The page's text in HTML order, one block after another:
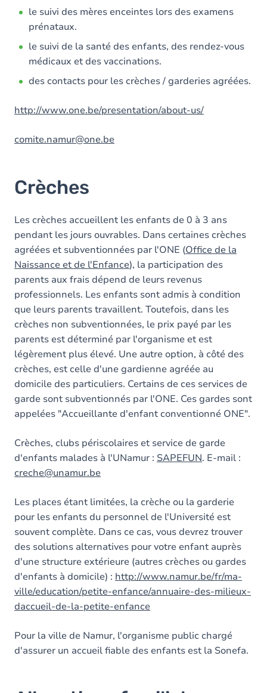
le suivi des mères enceintes lors des examens
prénataux.
le suivi de la santé des enfants, des rendez-vous
médicaux et des vaccinations.
des contacts pour les crèches / garderies agréées.
http://www.one.be/presentation/about-us/
comite.namur@one.be
Crèches
Les crèches accueillent les enfants de 0 à 3 ans
pendant les jours ouvrables. Dans certaines crèches
agréées et subventionnées par l'ONE (Office de la
Naissance et de l'Enfance), la participation des
parents aux frais dépend de leurs revenus
professionnels. Les enfants sont admis à condition
que leurs parents travaillent. Toutefois, dans les
crèches non subventionnées, le prix payé par les
parents est déterminé par l'organisme et est
légèrement plus élevé. Une autre option, à côté des
crèches, est celle d'une gardienne agréée au
domicile des particuliers. Certains de ces services de
garde sont subventionnés par l'ONE. Ces gardes sont
appelées "Accueillante d'enfant conventionné ONE".
Crèches, clubs périscolaires et service de garde
d'enfants malades à l'UNamur : SAPEFUN. E-mail :
creche@unamur.be
Les places étant limitées, la crèche ou la garderie
pour les enfants du personnel de l'Université est
souvent complète. Dans ce cas, vous devrez trouver
des solutions alternatives pour votre enfant auprès
d'une structure extérieure (autres crèches ou gardes
d'enfants à domicile) : http://www.namur.be/fr/ma-
ville/education/petite-enfance/annuaire-des-milieux-
daccueil-de-la-petite-enfance
Pour la ville de Namur, l'organisme public chargé
d'assurer un accueil fiable des enfants est la Sonefa.